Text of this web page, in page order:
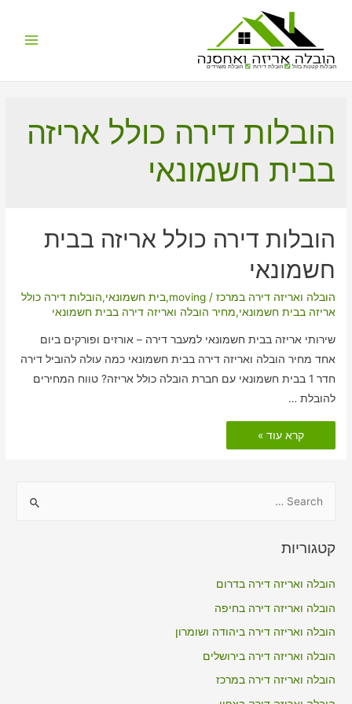
הובלות קטנות בזול הובלת דירות הובלת משרדים
הובלות דירה כולל אריזה
בבית חשמונאי
הובלות דירה כולל אריזה בבית
חשמונאי
הובלה ואריזה דירה במרכז /
moving
,בית חשמונאי,הובלות דירה כולל
אריזה בבית חשמונאי,מחיר הובלה ואריזה דירה בבית חשמונאי
שירותי אריזה בבית חשמונאי למעבר דירה – אורזים ופורקים ביום
אחד מחיר הובלה ואריזה דירה בבית חשמונאי כמה עולה להוביל דירה
חדר 1 בבית חשמונאי עם חברת הובלה כולל אריזה? טווח המחירים
להובלת …
הובלות
דירה
כולל
קרא עוד »
r
o
r
:
קטגוריות
הובלה ואריזה דירה בדרום
הובלה ואריזה דירה בחיפה
הובלה ואריזה דירה ביהודה ושומרון
הובלה ואריזה דירה בירושלים
הובלה ואריזה דירה במרכז